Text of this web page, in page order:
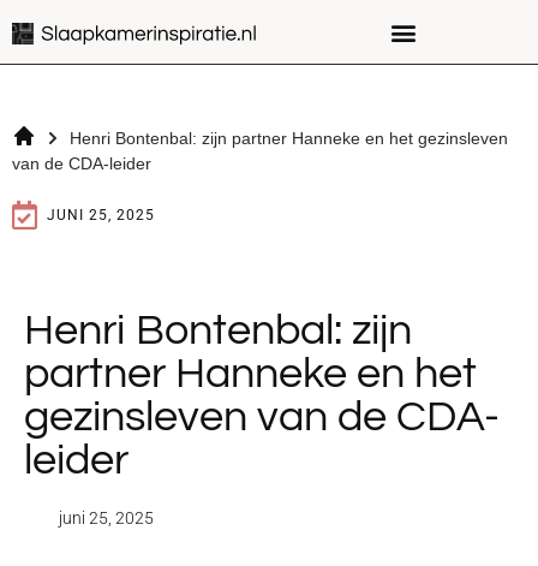
Henri Bontenbal: zijn partner Hanneke en het gezinsleven
van de CDA-leider
JUNI 25, 2025
Henri Bontenbal: zijn
partner Hanneke en het
gezinsleven van de CDA-
leider
juni 25, 2025